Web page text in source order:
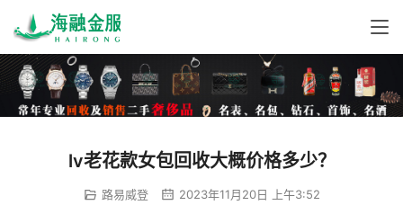
lv老花款女包回收大概价格多少？
路易威登 2023年11月20日 上午3:52